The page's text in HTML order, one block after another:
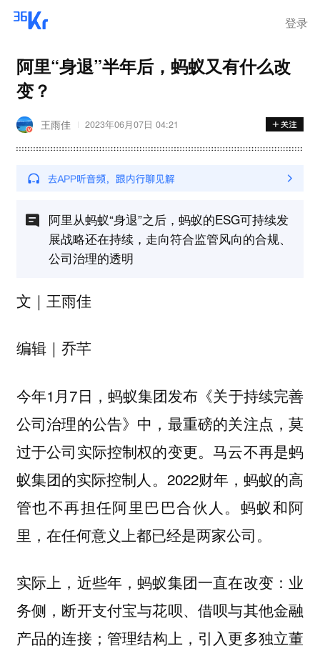
登录
阿里“身退”半年后，蚂蚁又有什么改
变？
王雨佳 2023年06月07日 04:21
阿里从蚂蚁“身退”之后，蚂蚁的ESG可持续发
展战略还在持续，走向符合监管风向的合规、
公司治理的透明
文｜王雨佳
编辑｜乔芊
今年1月7日，蚂蚁集团发布《关于持续完善
公司治理的公告》中，最重磅的关注点，莫
过于公司实际控制权的变更。马云不再是蚂
蚁集团的实际控制人。2022财年，蚂蚁的高
管也不再担任阿里巴巴合伙人。蚂蚁和阿
里，在任何意义上都已经是两家公司。
实际上，近些年，蚂蚁集团一直在改变：业
务侧，断开支付宝与花呗、借呗与其他金融
产品的连接；管理结构上，引入更多独立董